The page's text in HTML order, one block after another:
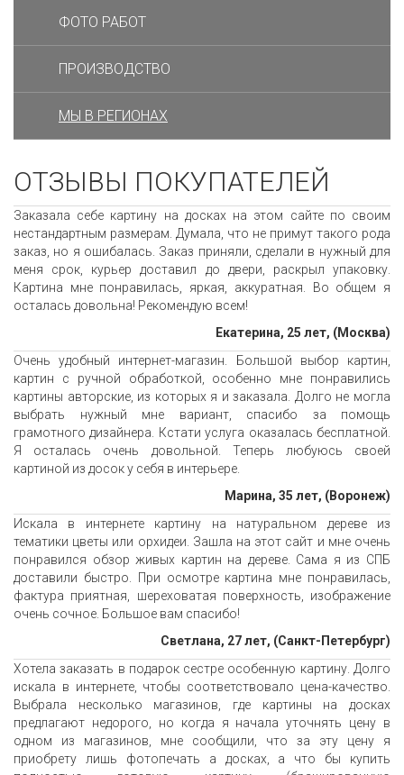
ФОТО РАБОТ
ПРОИЗВОДСТВО
МЫ В РЕГИОНАХ
ОТЗЫВЫ ПОКУПАТЕЛЕЙ
Заказала себе картину на досках на этом сайте по своим
нестандартным размерам. Думала, что не примут такого рода
заказ, но я ошибалась. Заказ приняли, сделали в нужный для
меня срок, курьер доставил до двери, раскрыл упаковку.
Картина мне понравилась, яркая, аккуратная. Во общем я
осталась довольна! Рекомендую всем!
Екатерина, 25 лет, (Москва)
Очень удобный интернет-магазин. Большой выбор картин,
картин с ручной обработкой, особенно мне понравились
картины авторские, из которых я и заказала. Долго не могла
выбрать нужный мне вариант, спасибо за помощь
грамотного дизайнера. Кстати услуга оказалась бесплатной.
Я осталась очень довольной. Теперь любуюсь своей
картиной из досок у себя в интерьере.
Марина, 35 лет, (Воронеж)
Искала в интернете картину на натуральном дереве из
тематики цветы или орхидеи. Зашла на этот сайт и мне очень
понравился обзор живых картин на дереве. Сама я из СПБ
доставили быстро. При осмотре картина мне понравилась,
фактура приятная, шереховатая поверхность, изображение
очень сочное. Большое вам спасибо!
Светлана, 27 лет, (Санкт-Петербург)
Хотела заказать в подарок сестре особенную картину. Долго
искала в интернете, чтобы соответствовало цена-качество.
Выбрала несколько магазинов, где картины на досках
предлагают недорого, но когда я начала уточнять цену в
одном из магазинов, мне сообщили, что за эту цену я
приобрету лишь фотопечать а досках, а что бы купить